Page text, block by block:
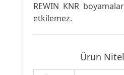
REWIN KNR
etkilemez.
Ürün